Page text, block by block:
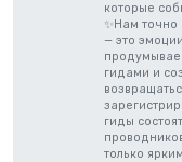
которые
✨Нам точно
— это
гидами и
гиды
только